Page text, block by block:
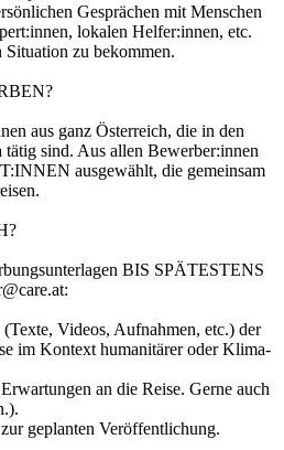
Gesprächen mit Menschen
lokalen Helfer:innen, etc.
zu bekommen.
aus ganz Österreich, die in den
sind. Aus allen Bewerber:innen
ausgewählt, die gemeinsam
BIS SPÄTESTENS
Videos, Aufnahmen, etc.) der
im Kontext humanitärer oder Klima-
an die Reise. Gerne auch
geplanten Veröffentlichung.